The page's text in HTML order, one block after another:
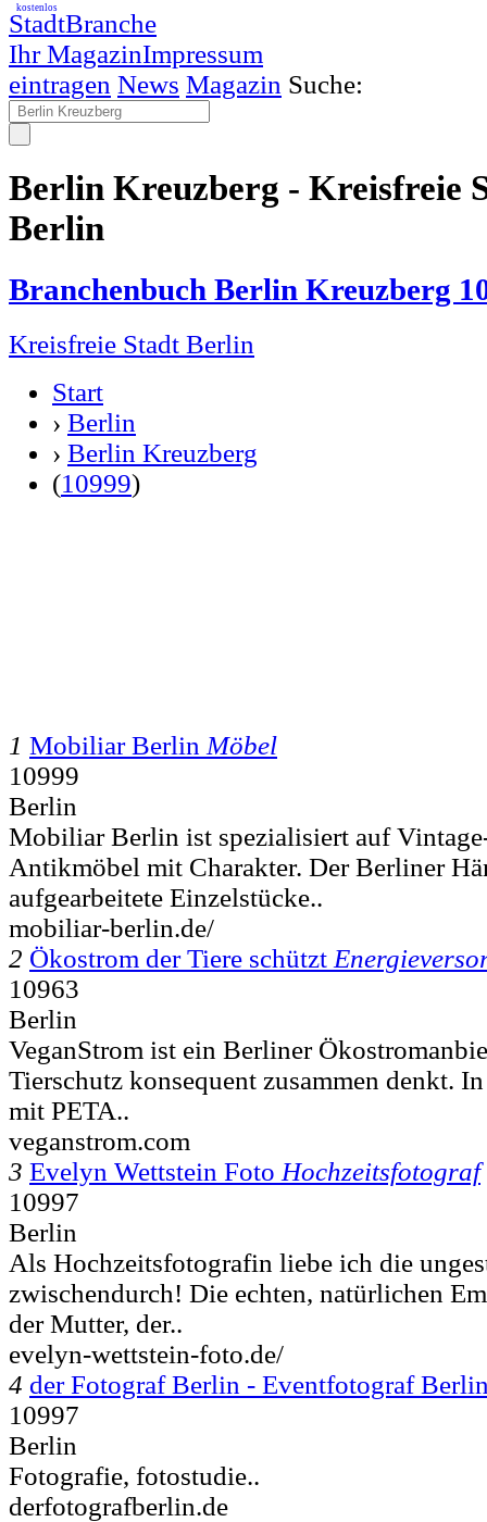
StadtBranche
Ihr MagazinImpressum
kostenlos
eintragen News Magazin Suche:
Berlin Kreuzberg - Kreisfreie
Berlin
Branchenbuch Berlin Kreuzberg
Kreisfreie Stadt Berlin
Start
› Berlin
› Berlin Kreuzberg
(10999)
1 Mobiliar Berlin Möbel
10999
Berlin
Mobiliar Berlin ist spezialisiert auf
Antikmöbel mit Charakter. Der Berliner
aufgearbeitete Einzelstücke..
mobiliar-berlin.de/
2 Ökostrom der Tiere schützt
10963
Berlin
VeganStrom ist ein Berliner
Tierschutz konsequent zusammen denkt.
mit PETA..
veganstrom.com
3 Evelyn Wettstein Foto Hochzeitsfotograf
10997
Berlin
Als Hochzeitsfotografin liebe ich die
zwischendurch! Die echten, natürlichen
der Mutter, der..
evelyn-wettstein-foto.de/
4 der Fotograf Berlin - Eventfotograf
10997
Berlin
Fotografie, fotostudie..
derfotografberlin.de